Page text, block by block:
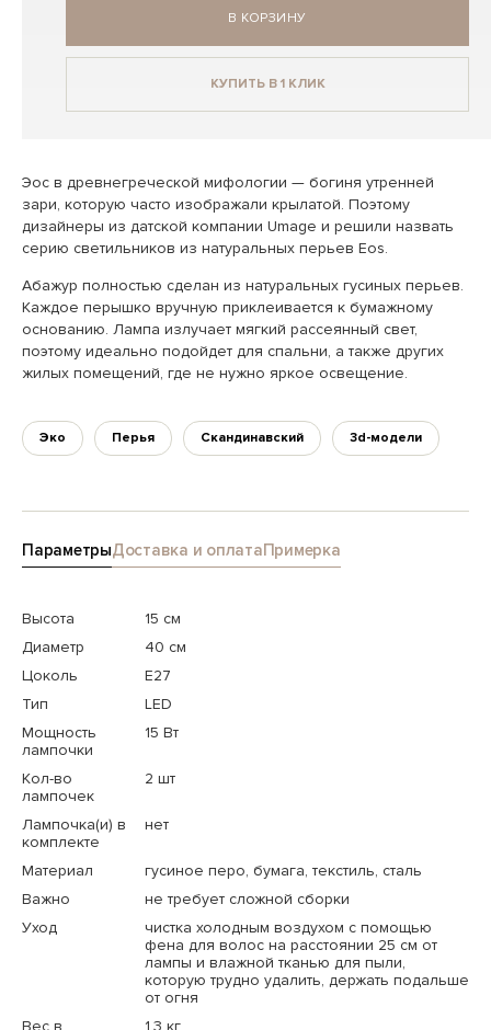
В КОРЗИНУ
КУПИТЬ В 1 КЛИК
Эос в древнегреческой мифологии — богиня утренней
зари, которую часто изображали крылатой. Поэтому
дизайнеры из датской компании Umage и решили назвать
серию светильников из натуральных перьев Eos.
Абажур полностью сделан из натуральных гусиных перьев.
Каждое перышко вручную приклеивается к бумажному
основанию. Лампа излучает мягкий рассеянный свет,
поэтому идеально подойдет для спальни, а также других
жилых помещений, где не нужно яркое освещение.
Эко Перья Скандинавский 3d-модели
ПараметрыДоставка и оплатаПримерка
Высота
15 см
Диаметр
40 см
Цоколь
E27
Тип
LED
Мощность
лампочки
15 Вт
Кол-во
лампочек
2 шт
Лампочка(и) в
комплекте
нет
Материал
гусиное перо, бумага, текстиль, сталь
Важно
не требует сложной сборки
Уход
чистка холодным воздухом с помощью
фена для волос на расстоянии 25 см от
лампы и влажной тканью для пыли,
которую трудно удалить, держать подальше
от огня
Вес в
1.3 кг